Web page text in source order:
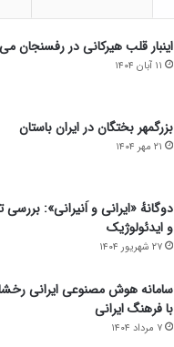
اینبار قلب هیرکانی در رفسنجان
۱۱ آبان ۱۴۰۴
بزرگمهر بختگان در ایران باستان
۲۱ مهر ۱۴۰۴
دوگانهٔ «ایرانی و اَنیرانی»:
و ایدئولوژیک
۲۷ شهریور ۱۴۰۴
سامانه هوش مصنوعی ایرانی
با فرهنگ ایرانی
۷ مرداد ۱۴۰۴